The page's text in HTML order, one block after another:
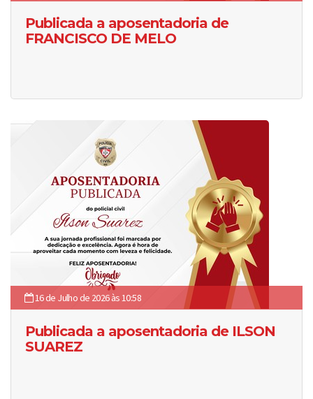
Publicada a aposentadoria de
FRANCISCO DE MELO
16 de Julho de 2026 às 10:58
Publicada a aposentadoria de ILSON
SUAREZ